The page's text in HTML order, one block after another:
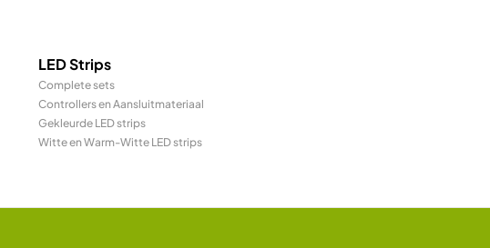
LED Strips
Complete sets
Controllers en Aansluitmateriaal
Gekleurde LED strips
Witte en Warm-Witte LED strips